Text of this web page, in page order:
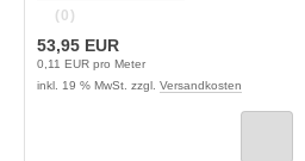
(0)
53,95 EUR
0,11 EUR pro Meter
inkl. 19 % MwSt. zzgl. Versandkosten